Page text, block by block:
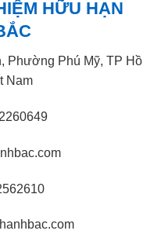
HỮU HẠN
Phường Phú Mỹ, TP Hồ
Nam